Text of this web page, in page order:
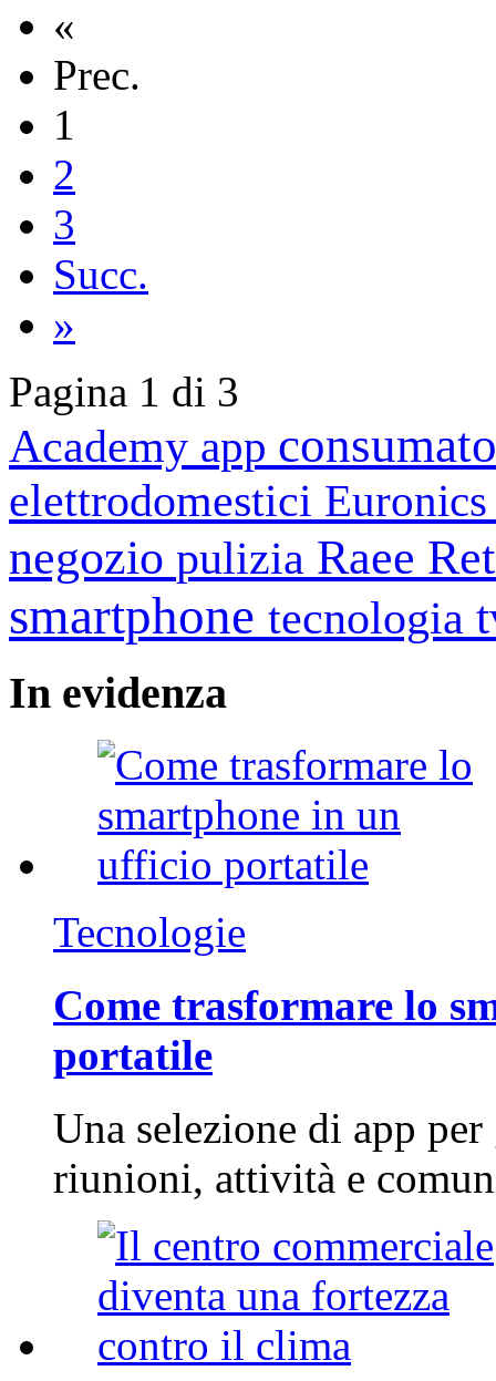
«
Prec.
1
2
3
Succ.
»
Pagina 1 di 3
Academy app
elettrodomestici
negozio pulizia Raee
smartphone tecnologia
In evidenza
Tecnologie
Come trasformare lo
portatile
Una selezione di app
riunioni, attività e